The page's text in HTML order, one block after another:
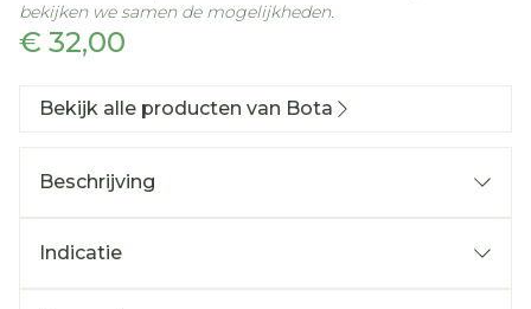
€ 32,00
bekijken we samen de mogelijkheden.
Bekijk alle producten van Bota
Beschrijving
Indicatie